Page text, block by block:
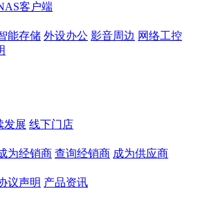
客户端
能存储 外设办公 影音周边 网络工控
发展 线下门店
为经销商 查询经销商 成为供应商
议声明 产品资讯